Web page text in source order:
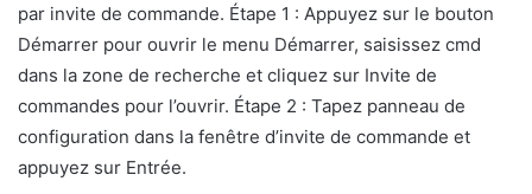
par invite de commande. Étape 1 : Appuyez sur le bouton
Démarrer pour ouvrir le menu Démarrer, saisissez cmd
dans la zone de recherche et cliquez sur Invite de
commandes pour l’ouvrir. Étape 2 : Tapez panneau de
configuration dans la fenêtre d’invite de commande et
appuyez sur Entrée.